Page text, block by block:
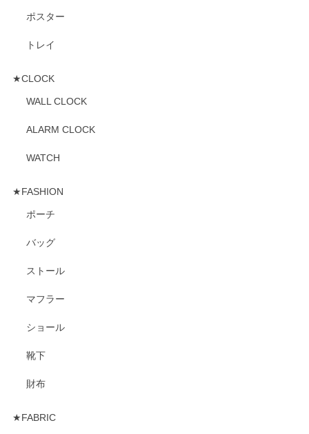
ポスター
トレイ
★CLOCK
WALL CLOCK
ALARM CLOCK
WATCH
★FASHION
ポーチ
バッグ
ストール
マフラー
ショール
靴下
財布
★FABRIC